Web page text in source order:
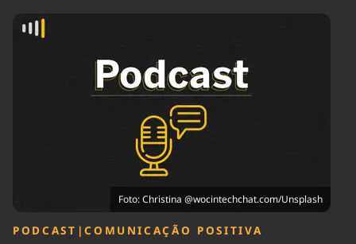
Agronegócios
Cultura
Economia
Educação
Infraestrutura
Internacional
Podcast
Política
Saúde
Foto: Christina @wocintechchat.com/Unsplash
PODCAST |COMUNICAÇÃO POSITIVA